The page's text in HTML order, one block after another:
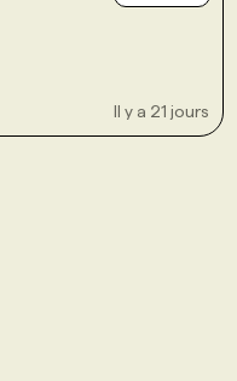
Il y a 21 jours